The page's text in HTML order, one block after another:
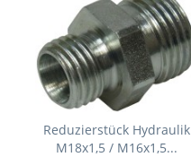
Reduzierstück Hydraulik
M18x1,5 / M16x1,5...